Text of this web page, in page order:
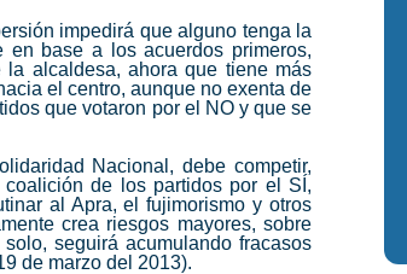
impedirá que alguno tenga la
base a los acuerdos primeros,
alcaldesa, ahora que tiene más
el centro, aunque no exenta de
que votaron por el NO y que se
Nacional, debe competir,
de los partidos por el SÍ,
al Apra, el fujimorismo y otros
crea riesgos mayores, sobre
seguirá acumulando fracasos
de marzo del 2013).